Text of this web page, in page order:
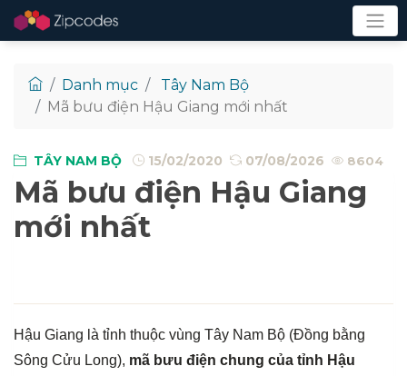
Danh mục
Tây Nam Bộ
Mã bưu điện Hậu Giang mới nhất
TÂY NAM BỘ 15/02/2020 07/08/2026 8604
Mã bưu điện Hậu Giang
mới nhất
Hậu Giang là tỉnh thuộc vùng Tây Nam Bộ (Đồng bằng
Sông Cửu Long), mã bưu điện chung của tỉnh Hậu